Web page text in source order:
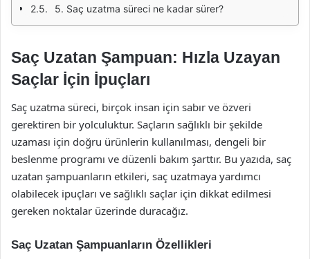
5. Saç uzatma süreci ne kadar sürer?
Saç Uzatan Şampuan: Hızla Uzayan
Saçlar İçin İpuçları
Saç uzatma süreci, birçok insan için sabır ve özveri
gerektiren bir yolculuktur. Saçların sağlıklı bir şekilde
uzaması için doğru ürünlerin kullanılması, dengeli bir
beslenme programı ve düzenli bakım şarttır. Bu yazıda, saç
uzatan şampuanların etkileri, saç uzatmaya yardımcı
olabilecek ipuçları ve sağlıklı saçlar için dikkat edilmesi
gereken noktalar üzerinde duracağız.
Saç Uzatan Şampuanların Özellikleri